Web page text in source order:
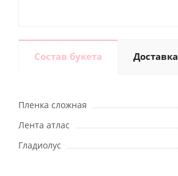
Состав букета Доставка
Пленка сложная
Лента атлас
Гладиолус